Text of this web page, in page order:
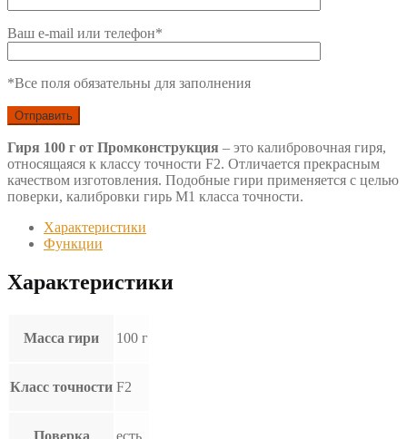
Ваш e-mail или телефон*
*Все поля обязательны для заполнения
Гиря 100 г от Промконструкция – это калибровочная гиря,
относящаяся к классу точности F2. Отличается прекрасным
качеством изготовления. Подобные гири применяется с целью
поверки, калибровки гирь М1 класса точности.
Характеристики
Функции
Характеристики
Масса гири 100 г
Класс точности F2
Поверка есть